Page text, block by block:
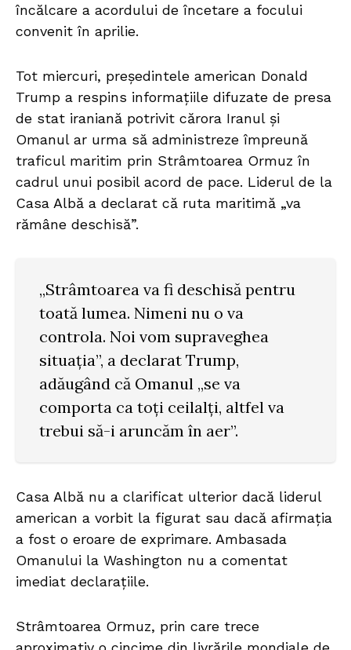
încălcare a acordului de încetare a focului
convenit în aprilie.
Tot miercuri, președintele american Donald
Trump a respins informațiile difuzate de presa
de stat iraniană potrivit cărora Iranul și
Omanul ar urma să administreze împreună
traficul maritim prin Strâmtoarea Ormuz în
cadrul unui posibil acord de pace. Liderul de la
Casa Albă a declarat că ruta maritimă „va
rămâne deschisă”.
„Strâmtoarea va fi deschisă pentru
toată lumea. Nimeni nu o va
controla. Noi vom supraveghea
situația”, a declarat Trump,
adăugând că Omanul „se va
comporta ca toți ceilalți, altfel va
trebui să-i aruncăm în aer”.
Casa Albă nu a clarificat ulterior dacă liderul
american a vorbit la figurat sau dacă afirmația
a fost o eroare de exprimare. Ambasada
Omanului la Washington nu a comentat
imediat declarațiile.
Strâmtoarea Ormuz, prin care trece